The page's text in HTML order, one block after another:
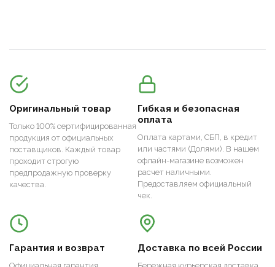
Оригинальный товар
Только 100% сертифицированная
продукция от официальных
поставщиков. Каждый товар
проходит строгую
предпродажную проверку
качества.
Гибкая и безопасная
оплата
Оплата картами, СБП, в кредит
или частями (Долями). В нашем
офлайн-магазине возможен
расчет наличными.
Предоставляем официальный
чек.
Гарантия и возврат Доставка по всей России